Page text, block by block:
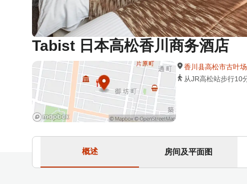
Tabist 日本高松香川商务酒店
香川县高松市古叶
从JR高松站步行10
概述 房间及平面图